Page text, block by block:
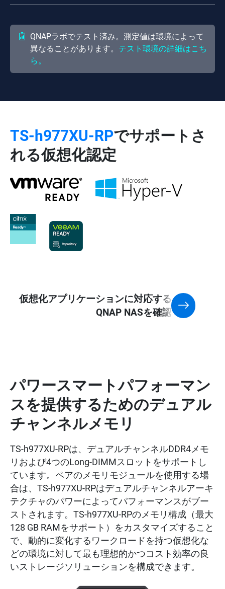
QNAPラボでテスト済み。測定値は環境によって
異なることがあります。 テスト環境の詳細はこち
ら。
TS-h977XU-RPでサポートさ
れる仮想化認定
仮想化アプリケーションに対応する
QNAP NASを確認
パワースマートパフォーマン
スを提供するためのデュアル
チャンネルメモリ
TS-h977XU-RPは、デュアルチャンネルDDR4メモ
リおよび4つのLong-DIMMスロットをサポートし
ています。ペアのメモリモジュールを使用する場
合は、TS-h977XU-RPはデュアルチャンネルアーキ
テクチャのパワーによってパフォーマンスがブー
ストされます。TS-h977XU-RPのメモリ構成（最大
128 GB RAMをサポート）をカスタマイズすること
で、動的に変化するワークロードを持つ仮想化な
どの環境に対して最も理想的かつコスト効率の良
いストレージソリューションを構成できます。